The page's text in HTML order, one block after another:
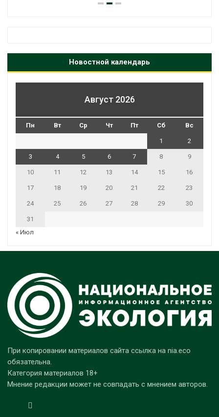
Новостной календарь
Август 2026
Пн Вт Ср Чт Пт Сб Вс
1 2
3 4 5 6 7 8 9
10 11 12 13 14 15 16
17 18 19 20 21 22 23
24 25 26 27 28 29 30
31
« Июл
При копировании материалов сайта ссылка на nia.eco
обязательна.
Категория материалов 18+
Мнение редакции может не совпадать с мнением авторов.